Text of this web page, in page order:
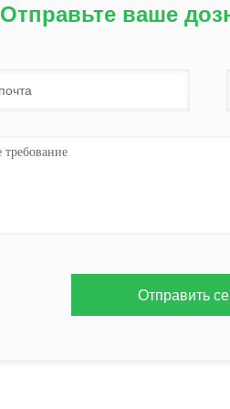
Отправьте ваше
Отправить